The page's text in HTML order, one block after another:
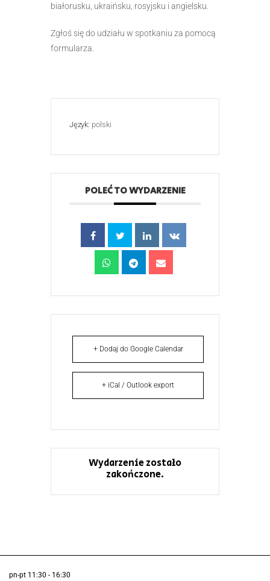
białorusku, ukraińsku, rosyjsku i angielsku.
Zgłoś się do udziału w spotkaniu za pomocą
formularza.
Język: polski
POLEĆ TO WYDARZENIE
+ Dodaj do Google Calendar
+ iCal / Outlook export
Wydarzenie zostało
zakończone.
pn-pt 11:30 - 16:30